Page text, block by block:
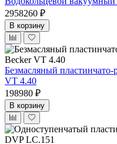
2958260 ₽
В корзину
Безмасляный
VT 4.40
198980 ₽
В корзину